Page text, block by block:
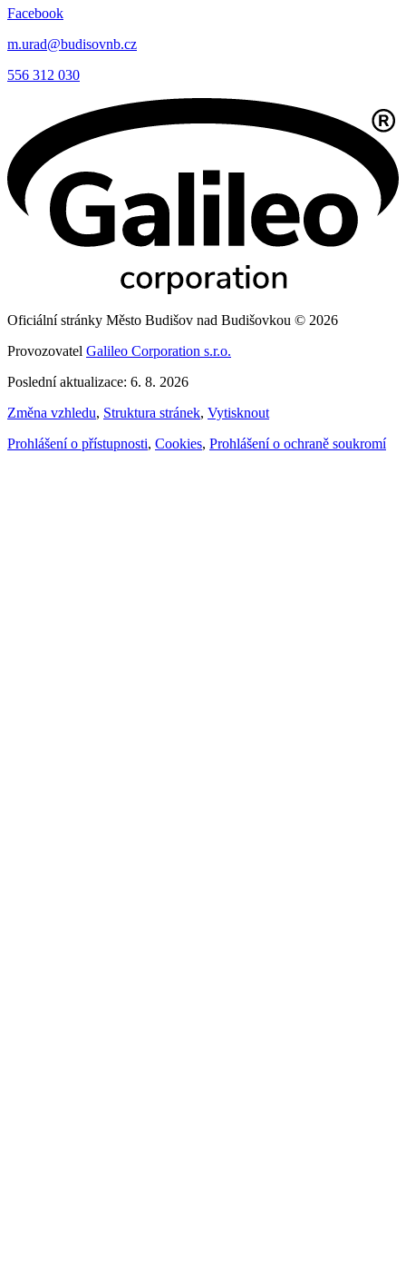
Facebook
m.urad@budisovnb.cz
556 312 030
Oficiální stránky Město Budišov nad Budišovkou © 2026
Provozovatel Galileo Corporation s.r.o.
Poslední aktualizace: 6. 8. 2026
Změna vzhledu, Struktura stránek, Vytisknout
Prohlášení o přístupnosti, Cookies, Prohlášení o ochraně soukromí